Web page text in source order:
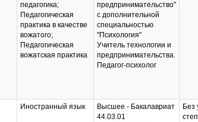
педагогика;
Педагогическая
практика в качестве
вожатого;
Педагогическая
вожатская практика
предпринимательство"
с дополнительной
специальностью
"Психология"
Учитель технологии и
предпринимательства.
Педагог-психолог
Иностранный язык
Высшее - Бакалавриат
44.03.01
Без